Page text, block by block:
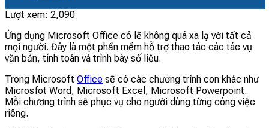
Lượt xem: 2,090
Ứng dụng Microsoft Office có lẽ không quá xa lạ với tất cả
mọi người. Đây là một phần mềm hỗ trợ thao tác các tác vụ
văn bản, tính toán và trình bày số liệu.
Trong Microsoft Office sẽ có các chương trình con khác như
Microsfot Word, Microsoft Excel, Microsoft Powerpoint.
Mỗi chương trình sẽ phục vụ cho người dùng từng công việc
riêng.